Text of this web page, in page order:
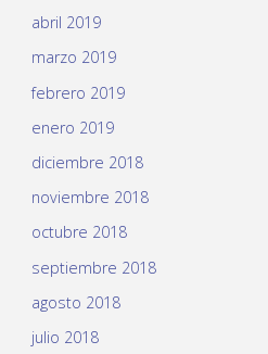
abril 2019
marzo 2019
febrero 2019
enero 2019
diciembre 2018
noviembre 2018
octubre 2018
septiembre 2018
agosto 2018
julio 2018